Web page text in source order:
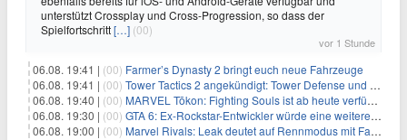
unterstützt Crossplay und Cross-Progression, so dass der
Spielfortschritt[…] (00)
vor 1 Stunde
06.08. 19:41 | (00) Farmer’s Dynasty 2 bringt euch neue Fahrzeuge
06.08. 19:41 | (00) Tower Tactics 2 angekündigt: Tower Defense und Deckbuilding Kombo kehrt zurück
06.08. 19:40 | (00) MARVEL Tōkon: Fighting Souls ist ab heute verfügbar
06.08. 19:30 | (00) GTA 6: Ex-Rockstar-Entwickler würde eine weitere Verschiebung nicht überraschen
06.08. 19:00 | (00) Marvel Rivals: Leak deutet auf Rennmodus mit Fahrzeugen hin